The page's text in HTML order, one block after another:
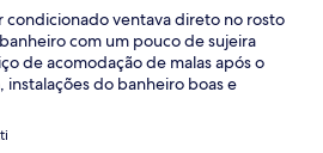
ventava direto no rosto
com um pouco de sujeira
de acomodação de malas após o
do banheiro boas e